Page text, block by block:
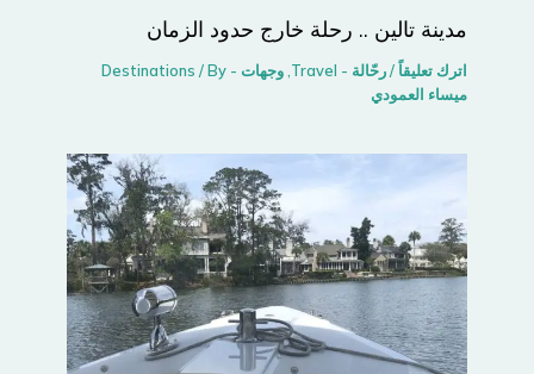
مدينة تالين .. رحلة خارج حدود الزمان
اترك تعليقاً /رحّالة - Travel ,وجهات - Destinations/ By
ميساء العمودي